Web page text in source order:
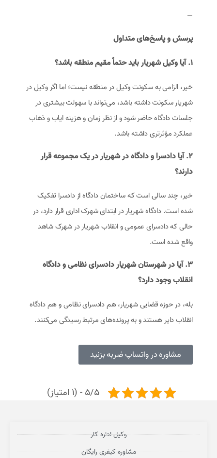
—
پرسش و پاسخ‌های متداول
۱. آیا وکیل شهریار باید حتماً مقیم منطقه باشد؟
خیر، الزامی به سکونت وکیل در منطقه نیست؛ اما اگر وکیل در
شهریار سکونت داشته باشد، می‌تواند با سهولت بیشتری در
جلسات دادگاه حاضر شود و از نظر زمان و هزینه ایاب و ذهاب
عملکرد مؤثرتری داشته باشد.
۲. آیا دادسرا و دادگاه در شهریار در یک مجموعه قرار
دارند؟
خیر، چند سالی است که ساختمان دادگاه از دادسرا تفکیک
شده است. دادگاه شهریار در ابتدای شهرک اداری قرار دارد، در
حالی که دادسرای عمومی و انقلاب شهریار در شهرک شاهد
واقع شده است.
۳. آیا در شهرستان شهریار دادسرای نظامی و دادگاه
انقلاب وجود دارد؟
بله، در حوزه قضایی شهریار، هم دادسرای نظامی و هم دادگاه
انقلاب دایر هستند و به پرونده‌های مرتبط رسیدگی می‌کنند.
مشاوره در واتساپ ضربه بزنید
5/5 - (1 امتیاز)
وکیل اداره کار
مشاوره کیفری رایگان